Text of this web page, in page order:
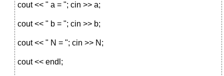
cout << " a = "; cin >> a;
cout << " b = "; cin >> b;
cout << " N = "; cin >> N;
cout << endl;